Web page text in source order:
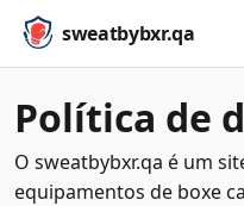
sweatbybxr.qa
Política de
O sweatbybxr.qa é um
equipamentos de boxe